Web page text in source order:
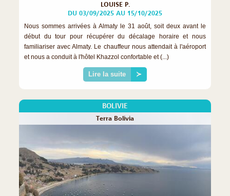
LOUISE P.
DU 03/09/2025 AU 15/10/2025
Nous sommes arrivées à Almaty le 31 août, soit deux avant le
début du tour pour récupérer du décalage horaire et nous
familiariser avec Almaty. Le chauffeur nous attendait à l'aéroport
et nous a conduit à l'hôtel Khazzol confortable et (...)
Lire la suite ≻
BOLIVIE
Terra Bolivia